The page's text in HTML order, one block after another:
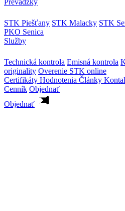
Prevádzky
STK Piešťany STK Malacky STK
PKO Senica
Služby
Technická kontrola Emisná kontrola
originality Overenie STK online
Certifikáty Hodnotenia Články
Cenník Objednať
Objednať